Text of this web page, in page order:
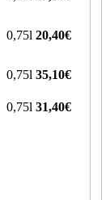
0,75l 20,40€
0,75l 35,10€
0,75l 31,40€